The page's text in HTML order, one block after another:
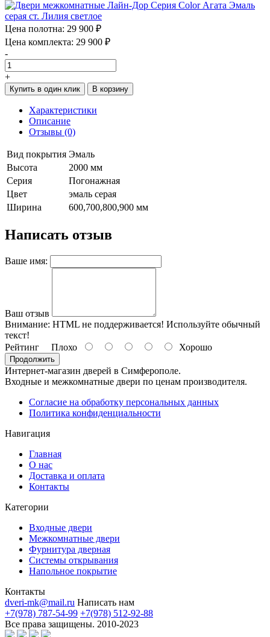
Цена полотна: 29 900 ₽
Цена комплекта: 29 900 ₽
-
+
Купить в один клик В корзину
Характеристики
Описание
Отзывы (0)
Вид покрытия Эмаль
Высота
2000 мм
Серия
Погонажная
Цвет
эмаль серая
Ширина
600,700,800,900 мм
Написать отзыв
Ваше имя:
Ваш отзыв
Внимание: HTML не поддерживается! Используйте обычный
текст!
Рейтинг Плохо Хорошо
Продолжить
Интернет-магазин дверей в Симферополе.
Входные и межкомнатные двери по ценам производителя.
Согласие на обработку персональных данных
Политика конфиденциальности
Навигация
Главная
О нас
Доставка и оплата
Контакты
Категории
Входные двери
Межкомнатные двери
Фурнитура дверная
Системы открывания
Напольное покрытие
Контакты
dveri-mk@mail.ru Написать нам
+7(978) 787-54-99 +7(978) 512-92-88
Все права защищены. 2010-2023